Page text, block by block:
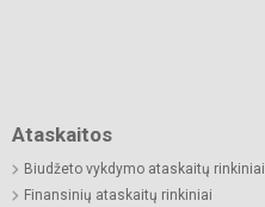
Ataskaitos
Biudžeto vykdymo ataskaitų rinkiniai
Finansinių ataskaitų rinkiniai